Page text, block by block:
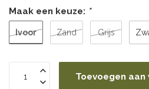
Maak een keuze: *
Ivoor Zand Grijs
Toevoegen